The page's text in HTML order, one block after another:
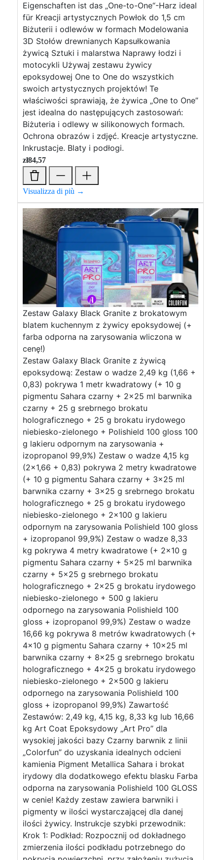
Eigenschaften ist das „One-to-One“-Harz ideal
für Kreacji artystycznych Powłok do 1,5 cm
Biżuterii i odlewów w formach Modelowania
3D Stołów drewnianych Kapsułkowania
żywicą Sztuki i malarstwa Naprawy łodzi i
motocykli Używaj zestawu żywicy
epoksydowej One to One do wszystkich
swoich artystycznych projektów! Te
właściwości sprawiają, że żywica „One to One”
jest idealna do następujących zastosowań:
Biżuteria i odlewy w silikonowych formach.
Ochrona obrazów i zdjęć. Kreacje artystyczne.
Inkrustacje. Blaty i podłogi.
zł84,57
Visualizza di più →
Zestaw Galaxy Black Granite z brokatowym
blatem kuchennym z żywicy epoksydowej (+
farba odporna na zarysowania wliczona w
cenę!)
Zestaw Galaxy Black Granite z żywicą
epoksydową: Zestaw o wadze 2,49 kg (1,66 +
0,83) pokrywa 1 metr kwadratowy (+ 10 g
pigmentu Sahara czarny + 2×25 ml barwnika
czarny + 25 g srebrnego brokatu
holograficznego + 25 g brokatu irydowego
niebiesko-zielonego + Polishield 100 gloss 100
g lakieru odpornym na zarysowania +
izopropanol 99,9%) Zestaw o wadze 4,15 kg
(2×1,66 + 0,83) pokrywa 2 metry kwadratowe
(+ 10 g pigmentu Sahara czarny + 3×25 ml
barwnika czarny + 3×25 g srebrnego brokatu
holograficznego + 25 g brokatu irydowego
niebiesko-zielonego + 2×100 g lakieru
odpornym na zarysowania Polishield 100 gloss
+ izopropanol 99,9%) Zestaw o wadze 8,33
kg pokrywa 4 metry kwadratowe (+ 2×10 g
pigmentu Sahara czarny + 5×25 ml barwnika
czarny + 5×25 g srebrnego brokatu
holograficznego + 2×25 g brokatu irydowego
niebiesko-zielonego + 500 g lakieru
odpornego na zarysowania Polishield 100
gloss + izopropanol 99,9%) Zestaw o wadze
16,66 kg pokrywa 8 metrów kwadratowych (+
4×10 g pigmentu Sahara czarny + 10×25 ml
barwnika czarny + 8×25 g srebrnego brokatu
holograficznego + 4×25 g brokatu irydowego
niebiesko-zielonego + 2×500 g lakieru
odpornego na zarysowania Polishield 100
gloss + izopropanol 99,9%) Zawartość
Zestawów: 2,49 kg, 4,15 kg, 8,33 kg lub 16,66
kg Art Coat Epoksydowy „Art Pro” dla
wysokiej jakości bazy Czarny barwnik z linii
„Colorfun” do uzyskania idealnych odcieni
kamienia Pigment Metallica Sahara i brokat
irydowy dla dodatkowego efektu blasku Farba
odporna na zarysowania Polishield 100 GLOSS
w cenie! Każdy zestaw zawiera barwniki i
pigmenty w ilości wystarczającej dla danej
ilości żywicy. Instrukcje szybki przewodnik:
Krok 1: Podkład: Rozpocznij od dokładnego
zmierzenia ilości podkładu potrzebnego do